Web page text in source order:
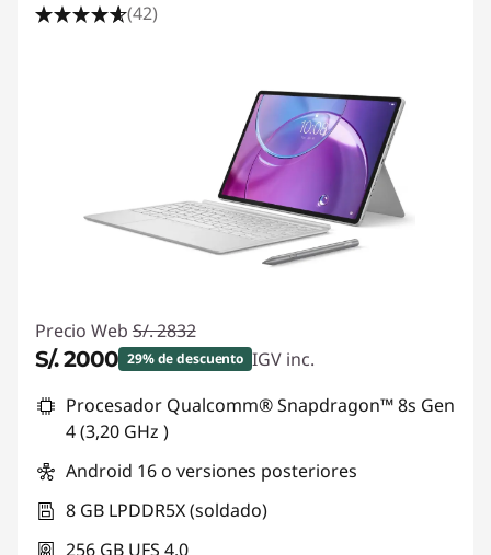
(42)
Precio Web S/. 2832
S/. 2000 29% de descuento IGV inc.
Ahorros instantáneos :-S/. 832
Procesador Qualcomm® Snapdragon™ 8s Gen
4 (3,20 GHz )
Android 16 o versiones posteriores
8 GB LPDDR5X (soldado)
256 GB UFS 4.0